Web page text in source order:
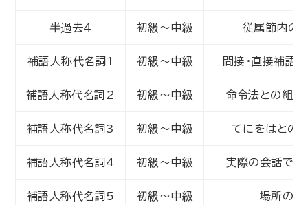
半過去4 初級～中級 従属節内の
補語人称代名詞1 初級～中級 間接・直接補語
補語人称代名詞2 初級～中級 命令法との組み
補語人称代名詞3 初級～中級 てにをはとの
補語人称代名詞4 初級～中級 実際の会話で使
補語人称代名詞5 初級～中級 場所のci